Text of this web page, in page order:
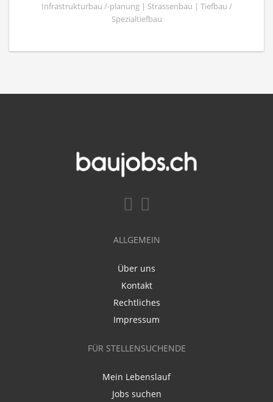
Infrastrukturbau /-planung | Strassenbau | Tiefbau /
Spezialtiefbau
ALLGEMEIN
Über uns
Kontakt
Rechtliches
Impressum
FÜR STELLENSUCHENDE
Mein Lebenslauf
Jobs suchen